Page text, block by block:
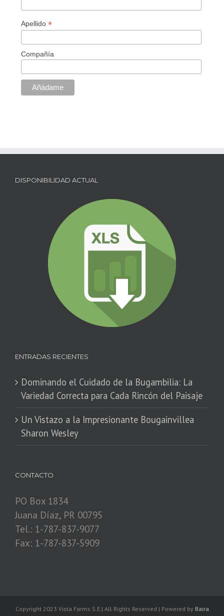
Apellido *
Compañía
DISPONIBILIDAD ACTUAL
ENTRADAS RECIENTES
Dominando el Cuidado de la Bugambilia: La
Variedad Correcta para Cada Rincón del Paisaje
​Un Vistazo a la Impresionante Bougainvillea
Sharon Wesley
CONTACTO
PO Box 1834
Juana Díaz, PR 00795
Tel.: 1-787-837-9077
Fax: 1-787-837-5909
Copyright 2023 Vista Farms S.E.| All Rights Reserved | Powered by Baira